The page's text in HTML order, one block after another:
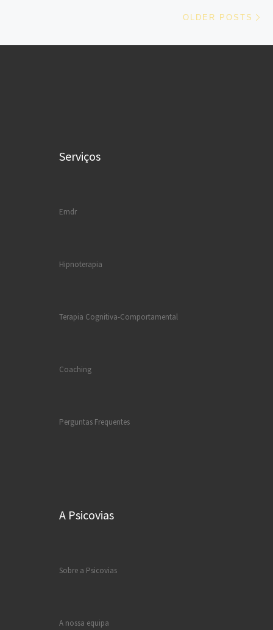
OLDER POSTS
Serviços
Emdr
Hipnoterapia
Terapia Cognitiva-Comportamental
Coaching
Perguntas Frequentes
A Psicovias
Sobre a Psicovias
A nossa equipa